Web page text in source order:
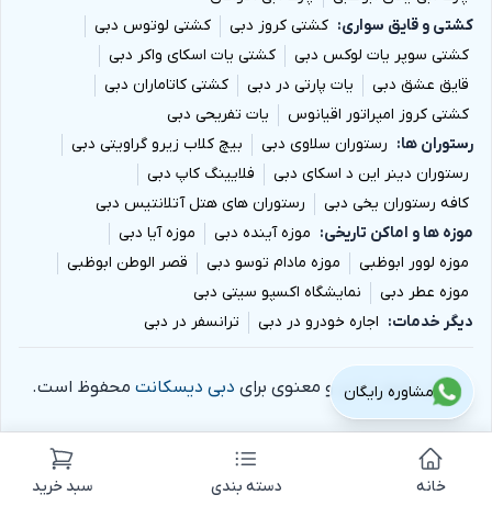
کشتی و قایق سواری
کشتی کروز دبی
کشتی لوتوس دبی
کشتی سوپر یات لوکس دبی
کشتی یات اسکای واکر دبی
قایق عشق دبی
یات پارتی در دبی
کشتی کاتاماران دبی
کشتی کروز امپراتور اقیانوس
یات تفریحی دبی
رستوران ها
رستوران سلاوی دبی
بیچ کلاب زیرو گراویتی دبی
رستوران دینر این د اسکای دبی
فلایینگ کاپ دبی
کافه رستوران یخی دبی
رستوران های هتل آتلانتیس دبی
موزه ها و اماکن تاریخی
موزه آینده دبی
موزه آیا دبی
موزه لوور ابوظبی
موزه مادام توسو دبی
قصر الوطن ابوظبی
موزه عطر دبی
نمایشگاه اکسپو سیتی دبی
دیگر خدمات
اجاره خودرو در دبی ترانسفر در دبی
تمام حقوق مادی و معنوی برای دبی دیسکانت محفوظ است.
مشاوره رایگان
خانه دسته بندی سبد خرید